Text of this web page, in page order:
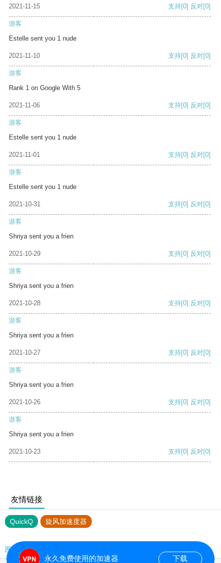
2021-11-15 支持[0] 反对[0]
游客
Estelle sent you 1 nude
2021-11-10 支持[0] 反对[0]
游客
Rank 1 on Google With 5
2021-11-06 支持[0] 反对[0]
游客
Estelle sent you 1 nude
2021-11-01 支持[0] 反对[0]
游客
Estelle sent you 1 nude
2021-10-31 支持[0] 反对[0]
游客
Shriya sent you a frien
2021-10-29 支持[0] 反对[0]
游客
Shriya sent you a frien
2021-10-28 支持[0] 反对[0]
游客
Shriya sent you a frien
2021-10-27 支持[0] 反对[0]
游客
Shriya sent you a frien
2021-10-26 支持[0] 反对[0]
游客
Shriya sent you a frien
2021-10-23 支持[0] 反对[0]
友情链接
QuickQ 旋风加速度器
网站地图
永久免费使用的加速器 下载